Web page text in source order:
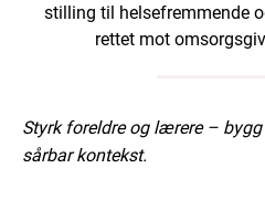
stilling til helsefremmende
rettet mot
Styrk foreldre og lærere –
sårbar kontekst.